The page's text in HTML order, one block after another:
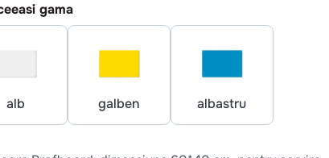
gama
alb galben albastru